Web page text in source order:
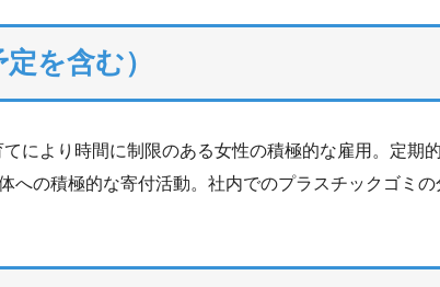
を含む）
により時間に制限のある女性の積極的な雇用。定期
への積極的な寄付活動。社内でのプラスチックゴミ